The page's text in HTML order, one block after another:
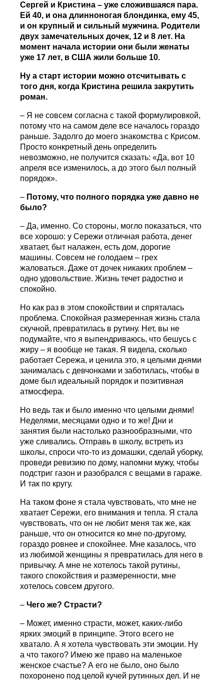
Сергей и Кристина – уже сложившаяся пара.
Ей 40, и она длинноногая блондинка, ему 45,
и он крупный и сильный мужчина. Родители
двух замечательных дочек, 12 и 8 лет. На
момент начала истории они были женаты
уже 17 лет, в США жили больше 10.
Ну а старт истории можно отсчитывать с
того дня, когда Кристина решила закрутить
роман.
– Я не совсем согласна с такой формулировкой,
потому что на самом деле все началось гораздо
раньше. Задолго до моего знакомства с Крисом.
Просто конкретный день определить
невозможно, не получится сказать: «Да, вот 10
апреля все изменилось, а до этого был полный
порядок».
– Потому, что полного порядка уже давно не
было?
– Да, именно. Со стороны, могло показаться, что
все хорошо: у Сережи отличная работа, денег
хватает, быт налажен, есть дом, дорогие
машины. Совсем не голодаем – грех
жаловаться. Даже от дочек никаких проблем –
одно удовольствие. Жизнь течет радостно и
спокойно.
Но как раз в этом спокойствии и спряталась
проблема. Спокойная размеренная жизнь стала
скучной, превратилась в рутину. Нет, вы не
подумайте, что я выпендриваюсь, что бешусь с
жиру – я вообще не такая. Я видела, сколько
работает Сережа, и ценила это, я целыми днями
занималась с девчонками и заботилась, чтобы в
доме был идеальный порядок и позитивная
атмосфера.
Но ведь так и было именно что целыми днями!
Неделями, месяцами одно и то же! Дни и
занятия были настолько разнообразными, что
уже сливались. Отправь в школу, встреть из
школы, спроси что-то из домашки, сделай уборку,
проведи ревизию по дому, напомни мужу, чтобы
подстриг газон и разобрался с вещами в гараже.
И так по кругу.
На таком фоне я стала чувствовать, что мне не
хватает Сережи, его внимания и тепла. Я стала
чувствовать, что он не любит меня так же, как
раньше, что он относится ко мне по-другому,
гораздо ровнее и спокойнее. Мне казалось, что
из любимой женщины я превратилась для него в
привычку. А мне не хотелось такой рутины,
такого спокойствия и размеренности, мне
хотелось совсем другого.
–Чего же? Страсти?
– Может, именно страсти, может, каких-либо
ярких эмоций в принципе. Этого всего не
хватало. А я хотела чувствовать эти эмоции. Ну
а что такого? Имею же право на маленькое
женское счастье? А его не было, оно было
похоронено под целой кучей рутинных дел. И не